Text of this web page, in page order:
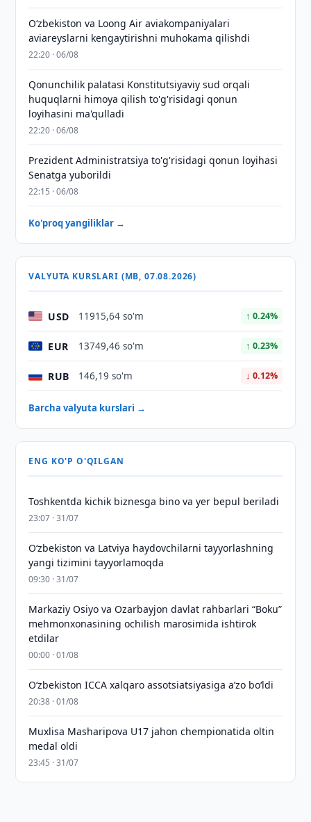
Oʻzbekiston va Loong Air aviakompaniyalari
aviareyslarni kengaytirishni muhokama qilishdi
22:20 · 06/08
Qonunchilik palatasi Konstitutsiyaviy sud orqali
huquqlarni himoya qilish to'g'risidagi qonun
loyihasini ma'qulladi
22:20 · 06/08
Prezident Administratsiya to'g'risidagi qonun loyihasi
Senatga yuborildi
22:15 · 06/08
Ko'proq yangiliklar →
VALYUTA KURSLARI (MB, 07.08.2026)
USD 11915,64 so'm ↑ 0.24%
EUR 13749,46 so'm ↑ 0.23%
RUB 146,19 so'm ↓ 0.12%
Barcha valyuta kurslari →
ENG KO'P O'QILGAN
Toshkentda kichik biznesga bino va yer bepul beriladi
23:07 · 31/07
Oʻzbekiston va Latviya haydovchilarni tayyorlashning
yangi tizimini tayyorlamoqda
09:30 · 31/07
Markaziy Osiyo va Ozarbayjon davlat rahbarlari “Boku”
mehmonxonasining ochilish marosimida ishtirok
etdilar
00:00 · 01/08
O‘zbekiston ICCA xalqaro assotsiatsiyasiga aʼzo bo‘ldi
20:38 · 01/08
Muxlisa Masharipova U17 jahon chempionatida oltin
medal oldi
23:45 · 31/07